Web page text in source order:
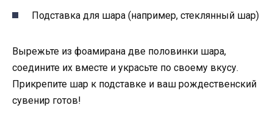
Подставка для шара (например, стеклянный шар)
Вырежьте из фоамирана две половинки шара,
соедините их вместе и украсьте по своему вкусу.
Прикрепите шар к подставке и ваш рождественский
сувенир готов!